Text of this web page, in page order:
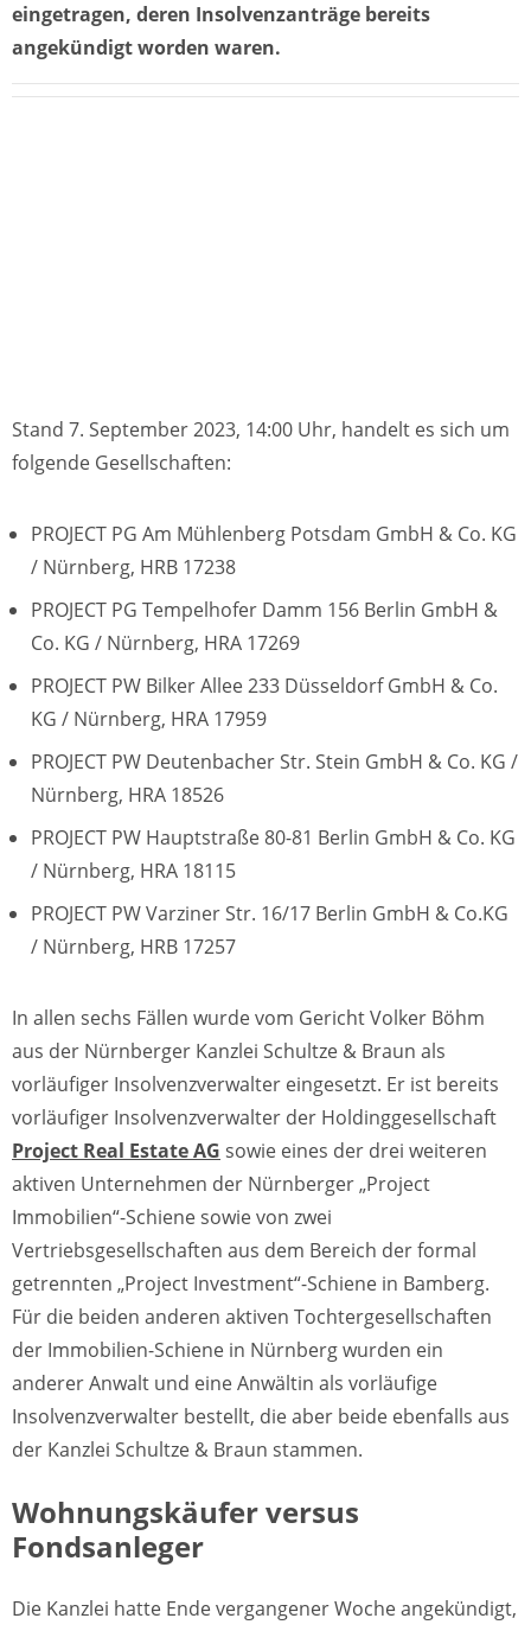
eingetragen, deren Insolvenzanträge bereits
angekündigt worden waren.
Stand 7. September 2023, 14:00 Uhr, handelt es sich um
folgende Gesellschaften:
PROJECT PG Am Mühlenberg Potsdam GmbH & Co. KG
/ Nürnberg, HRB 17238
PROJECT PG Tempelhofer Damm 156 Berlin GmbH &
Co. KG / Nürnberg, HRA 17269
PROJECT PW Bilker Allee 233 Düsseldorf GmbH & Co.
KG / Nürnberg, HRA 17959
PROJECT PW Deutenbacher Str. Stein GmbH & Co. KG /
Nürnberg, HRA 18526
PROJECT PW Hauptstraße 80-81 Berlin GmbH & Co. KG
/ Nürnberg, HRA 18115
PROJECT PW Varziner Str. 16/17 Berlin GmbH & Co.KG
/ Nürnberg, HRB 17257
In allen sechs Fällen wurde vom Gericht Volker Böhm
aus der Nürnberger Kanzlei Schultze & Braun als
vorläufiger Insolvenzverwalter eingesetzt. Er ist bereits
vorläufiger Insolvenzverwalter der Holdinggesellschaft
Project Real Estate AG sowie eines der drei weiteren
aktiven Unternehmen der Nürnberger „Project
Immobilien“-Schiene sowie von zwei
Vertriebsgesellschaften aus dem Bereich der formal
getrennten „Project Investment“-Schiene in Bamberg.
Für die beiden anderen aktiven Tochtergesellschaften
der Immobilien-Schiene in Nürnberg wurden ein
anderer Anwalt und eine Anwältin als vorläufige
Insolvenzverwalter bestellt, die aber beide ebenfalls aus
der Kanzlei Schultze & Braun stammen.
Wohnungskäufer versus
Fondsanleger
Die Kanzlei hatte Ende vergangener Woche angekündigt,